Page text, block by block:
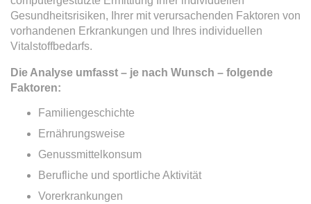
Gesundheitsrisiken, Ihrer mit verursachenden Faktoren von
vorhandenen Erkrankungen und Ihres individuellen
Vitalstoffbedarfs.
Die Analyse umfasst – je nach Wunsch – folgende
Faktoren:
Familiengeschichte
Ernährungsweise
Genussmittelkonsum
Berufliche und sportliche Aktivität
Vorerkrankungen